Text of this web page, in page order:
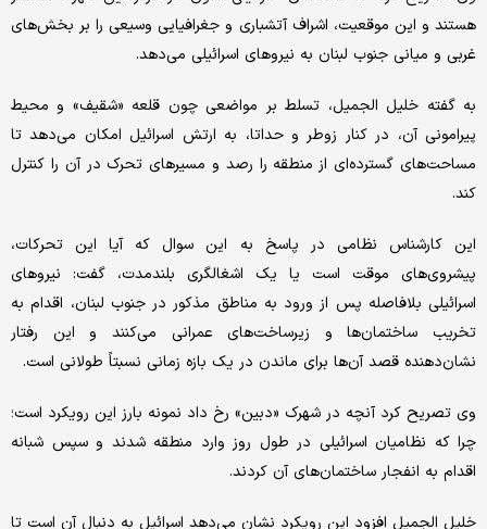
هستند و این موقعیت، اشراف آتشباری و جغرافیایی وسیعی را بر بخش‌های
غربی و میانی جنوب لبنان به نیروهای اسرائیلی می‌دهد.
به گفته خلیل الجمیل، تسلط بر مواضعی چون قلعه «شقیف» و محیط
پیرامونی آن، در کنار زوطر و حداتا، به ارتش اسرائیل امکان می‌دهد تا
مساحت‌های گسترده‌ای از منطقه را رصد و مسیرهای تحرک در آن را کنترل
کند.
این کارشناس نظامی در پاسخ به این سوال که آیا این تحرکات،
پیشروی‌های موقت است یا یک اشغالگری بلندمدت، گفت: نیروهای
اسرائیلی بلافاصله پس از ورود به مناطق مذکور در جنوب لبنان، اقدام به
تخریب ساختمان‌ها و زیرساخت‌های عمرانی می‌کنند و این رفتار
نشان‌دهنده قصد آن‌ها برای ماندن در یک بازه زمانی نسبتاً طولانی است.
وی تصریح کرد آنچه در شهرک «دبین» رخ داد نمونه بارز این رویکرد است؛
چرا که نظامیان اسرائیلی در طول روز وارد منطقه شدند و سپس شبانه
اقدام به انفجار ساختمان‌های آن کردند.
خلیل الجمیل افزود این رویکرد نشان می‌دهد اسرائیل به دنبال آن است تا